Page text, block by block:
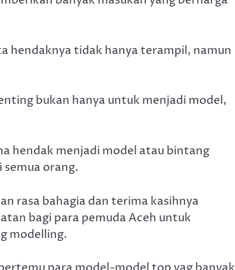
hendaknya tidak hanya terampil, namun
bukan hanya untuk menjadi model,
hendak menjadi model atau bintang
orang.
rasa bahagia dan terima kasihnya
bagi para pemuda Aceh untuk
modelling.